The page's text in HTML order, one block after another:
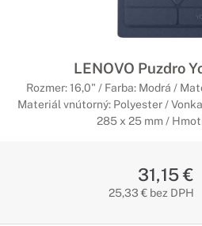
LENOVO Puzdro
Rozmer: 16,0" / Farba: Modrá /
Materiál vnútorný: Polyester /
285 x 25 mm /
31,15 €
25,33 € bez DPH